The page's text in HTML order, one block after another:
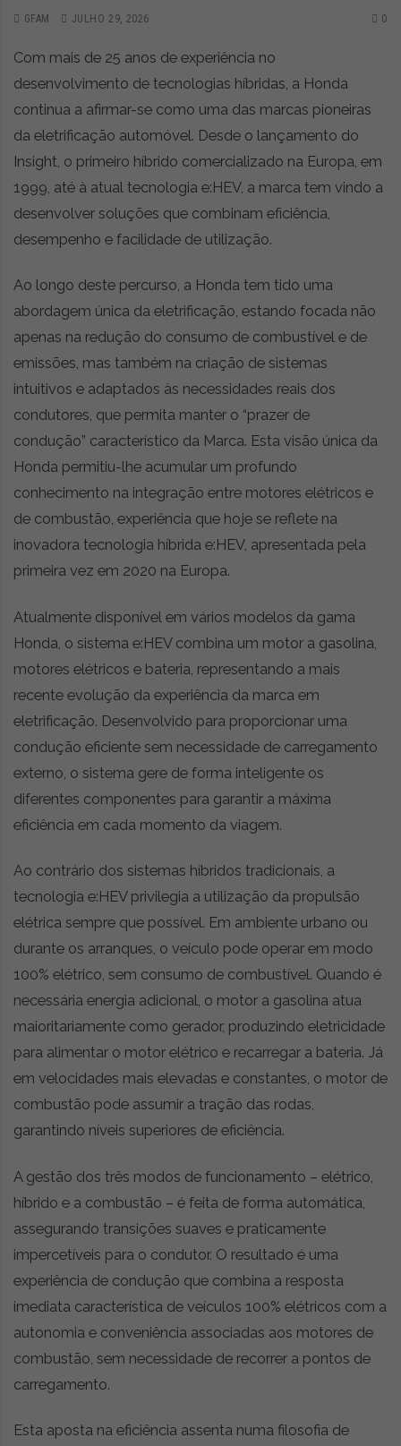
GFAM JULHO 29, 2026 0
Com mais de 25 anos de experiência no
desenvolvimento de tecnologias híbridas, a Honda
continua a afirmar-se como uma das marcas pioneiras
da eletrificação automóvel. Desde o lançamento do
Insight, o primeiro híbrido comercializado na Europa, em
1999, até à atual tecnologia e:HEV, a marca tem vindo a
desenvolver soluções que combinam eficiência,
desempenho e facilidade de utilização.
Ao longo deste percurso, a Honda tem tido uma
abordagem única da eletrificação, estando focada não
apenas na redução do consumo de combustível e de
emissões, mas também na criação de sistemas
intuitivos e adaptados às necessidades reais dos
condutores, que permita manter o “prazer de
condução” característico da Marca. Esta visão única da
Honda permitiu-lhe acumular um profundo
conhecimento na integração entre motores elétricos e
de combustão, experiência que hoje se reflete na
inovadora tecnologia híbrida e:HEV, apresentada pela
primeira vez em 2020 na Europa.
Atualmente disponível em vários modelos da gama
Honda, o sistema e:HEV combina um motor a gasolina,
motores elétricos e bateria, representando a mais
recente evolução da experiência da marca em
eletrificação. Desenvolvido para proporcionar uma
condução eficiente sem necessidade de carregamento
externo, o sistema gere de forma inteligente os
diferentes componentes para garantir a máxima
eficiência em cada momento da viagem.
Ao contrário dos sistemas híbridos tradicionais, a
tecnologia e:HEV privilegia a utilização da propulsão
elétrica sempre que possível. Em ambiente urbano ou
durante os arranques, o veículo pode operar em modo
100% elétrico, sem consumo de combustível. Quando é
necessária energia adicional, o motor a gasolina atua
maioritariamente como gerador, produzindo eletricidade
para alimentar o motor elétrico e recarregar a bateria. Já
em velocidades mais elevadas e constantes, o motor de
combustão pode assumir a tração das rodas,
garantindo níveis superiores de eficiência.
A gestão dos três modos de funcionamento – elétrico,
híbrido e a combustão – é feita de forma automática,
assegurando transições suaves e praticamente
impercetíveis para o condutor. O resultado é uma
experiência de condução que combina a resposta
imediata característica de veículos 100% elétricos com a
autonomia e conveniência associadas aos motores de
combustão, sem necessidade de recorrer a pontos de
carregamento.
Esta aposta na eficiência assenta numa filosofia de